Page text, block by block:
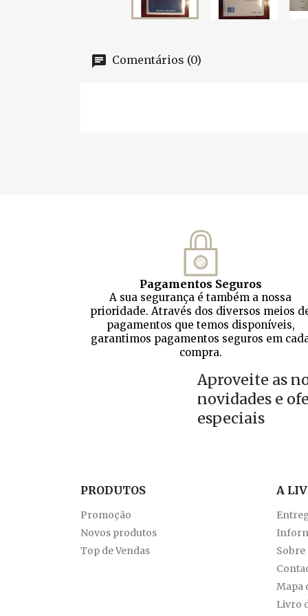
Comentários (0)
Pagamentos Seguros
A sua segurança é também a nossa
prioridade. Através dos diversos meios
pagamentos que temos disponíveis,
garantimos pagamentos seguros em
compra.
Aproveite as
novidades e
especiais
PRODUTOS
Promoção
Novos produtos
Top de Vendas
A
Sobre
Mapa
Livro